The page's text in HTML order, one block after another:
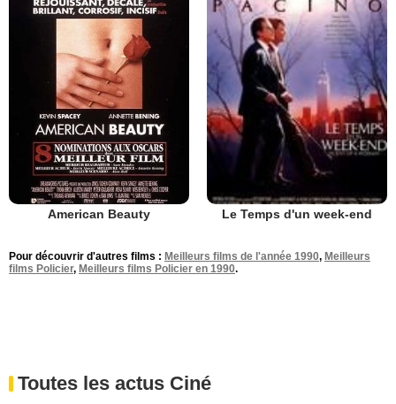
American Beauty Le Temps d'un week-end
Pour découvrir d'autres films : Meilleurs films de l'année 1990, Meilleurs
films Policier, Meilleurs films Policier en 1990.
Toutes les actus Ciné